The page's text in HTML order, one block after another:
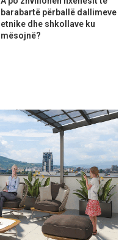
barabartë përballë dallimeve
etnike dhe shkollave ku
mësojnë?